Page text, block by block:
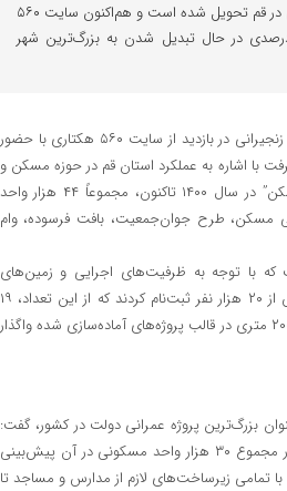
فرسوده و مشارکت مردمی در قم تحویل شده است و هم‌اکنون سایت ۵۶۰
با پیشرفت ۶۰ درصدی در حال تبدیل شدن به بزرگ‌ترین شهر
به گزارش روابط عمومی شورای اسلامی شهر مقدس قم، دکتر حسین زنجیرانی در بازدید از سایت ۵۶۰ هکتاری با حضور
با اشاره به عملکرد استان قم در حوزه مسکن و
توسعه شهری اظهار داشت: از زمان تصویب “قانون جهش تولید مسکن” در سال ۱۴۰۰ تاکنون، مجموعاً ۴۴ هزار واحد
مسکن، طرح جوان‌جمعیت، بافت فرسوده، وام
در استان است که با توجه به ظرفیت‌های اجرایی و زمین‌های
اختصاص‌یافته، در حال تحقق است، تنها در طرح جوان‌جمعیت، بیش از ۲۰ هزار نفر ثبت‌نام کردند که از این تعداد، ۱۹
هزار نفر واجد شرایط شناخته شدند و به ۷۵۰۰ خانوار زمین مسکونی ۲۰۰ متری در قالب پروژه‌های آماده‌سازی شده واگذار
قم با اشاره به سایت ۵۶۰ هکتاری به عنوان بزرگ‌ترین پروژه عمرانی دولت در کشور، گفت:
این پروژه با پیشرفت فیزیکی حدود ۶۰ درصدی در حال اجراست و در مجموع ۳۰ هزار واحد مسکونی در آن پیش‌بینی
زیرساخت‌های لازم از مدارس و مساجد تا